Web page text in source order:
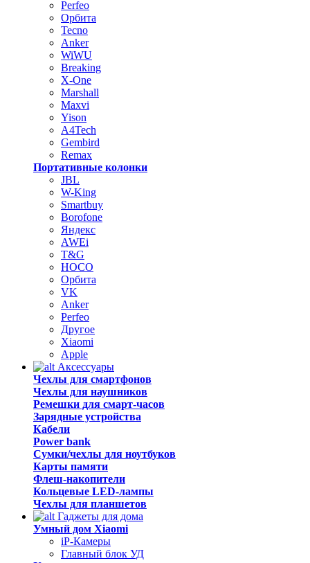
Perfeo
Орбита
Tecno
Anker
WiWU
Breaking
X-One
Marshall
Maxvi
Yison
A4Tech
Gembird
Remax
Портативные колонки
JBL
W-King
Smartbuy
Borofone
Яндекс
AWEi
T&G
HOCO
Орбита
VK
Anker
Perfeo
Другое
Xiaomi
Apple
Аксессуары
Чехлы для смартфонов
Чехлы для наушников
Ремешки для смарт-часов
Зарядные устройства
Кабели
Power bank
Сумки/чехлы для ноутбуков
Карты памяти
Флеш-накопители
Кольцевые LED-лампы
Чехлы для планшетов
Гаджеты для дома
Умный дом Xiaomi
iP-Камеры
Главный блок УД